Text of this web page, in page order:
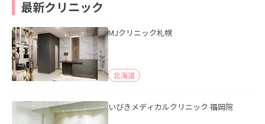
最新クリニック
MJクリニック札幌
北海道
いびきメディカルクリニック 福岡院